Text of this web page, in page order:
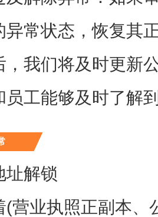
异常状态，恢复其
，我们将及时更新
员工能够及时了解
址解锁
(营业执照正副本、